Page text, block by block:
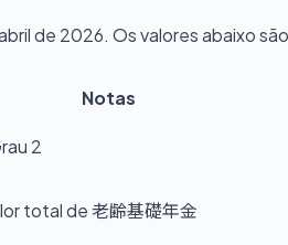
de 2026. Os valores abaixo são
Notas
2
total de 老齢基礎年金